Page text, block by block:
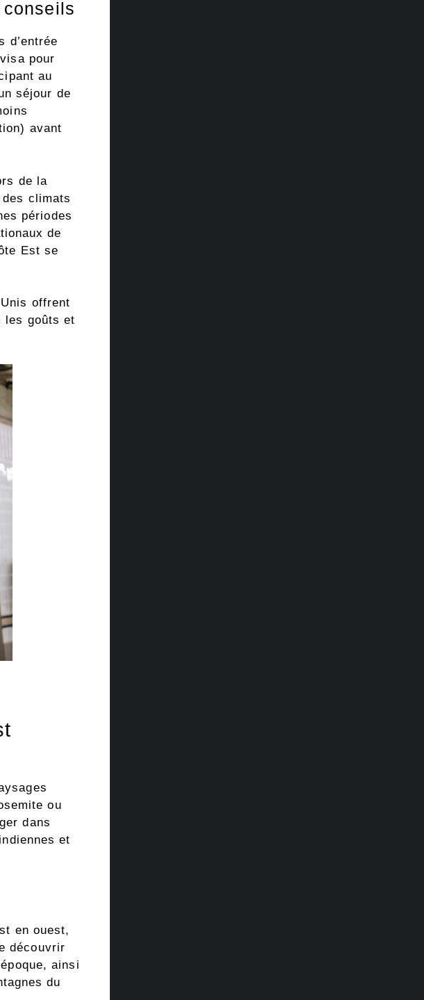
d’entrée
pour
au
séjour de
avant
de la
climats
périodes
de
Est se
offrent
les goûts et
ou
dans
et
en ouest,
découvrir
ainsi
du